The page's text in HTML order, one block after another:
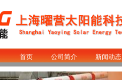
首页 公司简介 新闻动态